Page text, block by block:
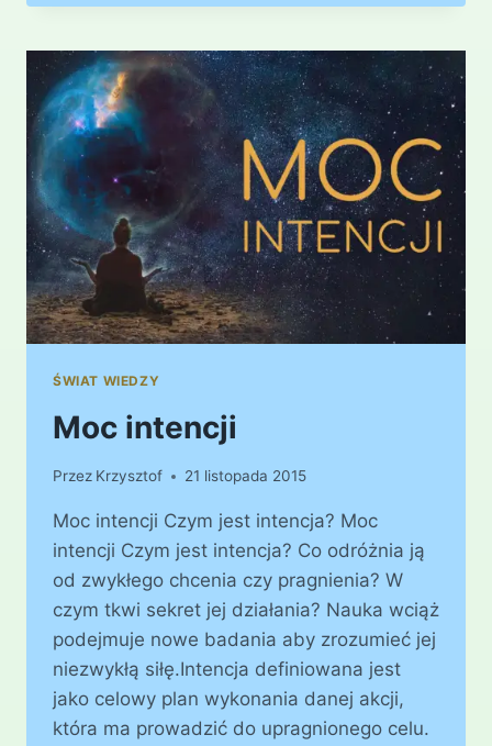
ŚWIAT WIEDZY
Moc intencji
Przez Krzysztof 21 listopada 2015
Moc intencji Czym jest intencja? Moc
intencji Czym jest intencja? Co odróżnia ją
od zwykłego chcenia czy pragnienia? W
czym tkwi sekret jej działania? Nauka wciąż
podejmuje nowe badania aby zrozumieć jej
niezwykłą siłę.Intencja definiowana jest
jako celowy plan wykonania danej akcji,
która ma prowadzić do upragnionego celu.